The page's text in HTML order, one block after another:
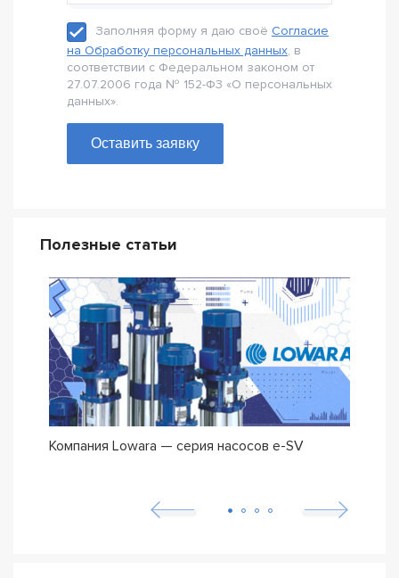
Заполняя форму я даю своё Согласие
на Обработку персональных данных, в
соответствии с Федеральном законом от
27.07.2006 года № 152-Ф3 «О персональных
данных».
Оставить заявку
Полезные статьи
Компания Lowara — серия насосов e-SV